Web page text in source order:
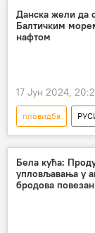
Данска жели да
Балтичким
нафтом
17 Јун 2024,
пловидба
Балтичко море
танкер
Бела кућа:
упловљавања у
бродова